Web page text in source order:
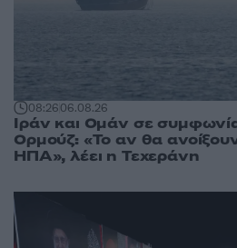
08:2606.08.26
Ιράν και Ομάν σε
Ορμούζ: «Το αν θα
ΗΠΑ», λέει η Τεχεράνη